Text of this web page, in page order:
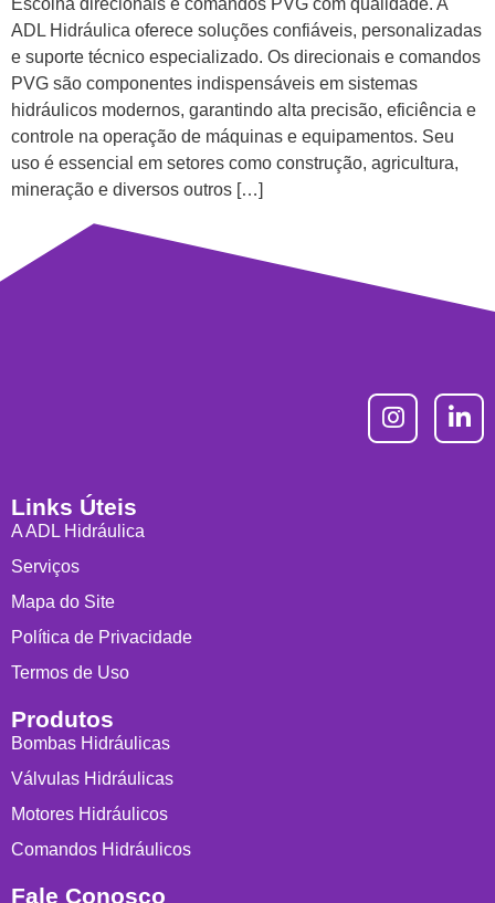
ADL Hidráulica oferece soluções confiáveis, personalizadas
e suporte técnico especializado. Os direcionais e comandos
PVG são componentes indispensáveis em sistemas
hidráulicos modernos, garantindo alta precisão, eficiência e
controle na operação de máquinas e equipamentos. Seu
uso é essencial em setores como construção, agricultura,
mineração e diversos outros […]
Links Úteis
A ADL Hidráulica
Serviços
Mapa do Site
Política de Privacidade
Termos de Uso
Produtos
Bombas Hidráulicas
Válvulas Hidráulicas
Motores Hidráulicos
Comandos Hidráulicos
Fale Conosco